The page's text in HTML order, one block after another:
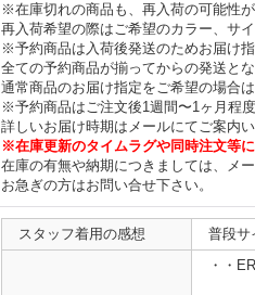
※在庫切れの商品も、再入荷の可能性が
再入荷希望の際はご希望のカラー、サ
※予約商品は入荷後発送のためお届け
全ての予約商品が揃ってからの発送と
通常商品のお届け指定をご希望の場合
※予約商品はご注文後1週間〜1ヶ月程
詳しいお届け時期はメールにてご案内い
※在庫更新のタイムラグや同時注文等
在庫の有無や納期につきましては、メ
お急ぎの方はお問い合せ下さい。
スタッフ着用の感想 普段サ
・・